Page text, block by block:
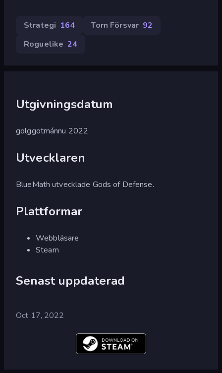
Strategi 164 Torn Försvar 92
Roguelike 24
Utgivningsdatum
golggotmánnu 2022
Utvecklaren
BlueMath utvecklade Gods of Defense.
Plattformar
Webbläsare
Steam
Senast uppdaterad
Oct 17, 2022